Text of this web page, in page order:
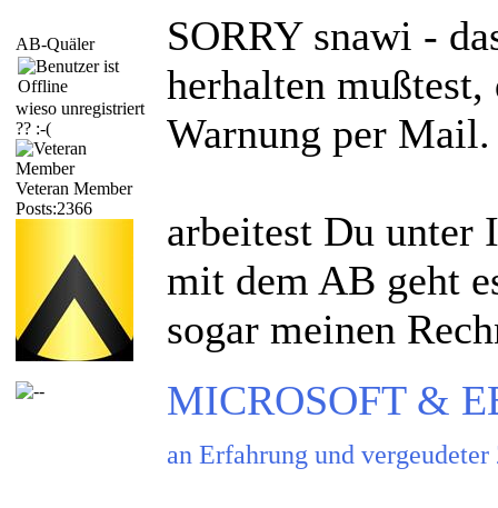
AB-Quäler
wieso unregistriert
?? :-(
Veteran Member
Posts:2366
SORRY snawi -
herhalten
Warnung per
arbeitest Du unter
mit dem AB geht
sogar meinen
MICROSOFT &
an Erfahrung und